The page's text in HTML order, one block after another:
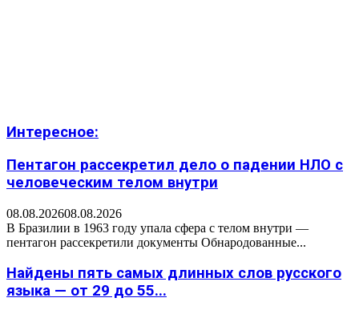
Интересное:
Пентагон рассекретил дело о падении НЛО с
человеческим телом внутри
08.08.202608.08.2026
В Бразилии в 1963 году упала сфера с телом внутри —
пентагон рассекретили документы Обнародованные...
Найдены пять самых длинных слов русского
языка — от 29 до 55...